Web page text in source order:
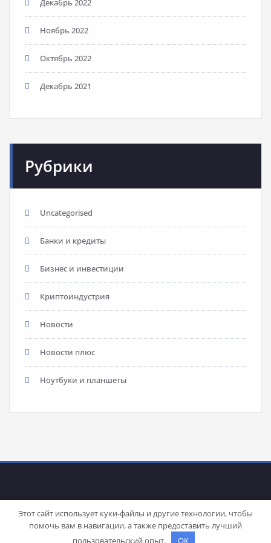
Декабрь 2022
Ноябрь 2022
Октябрь 2022
Декабрь 2021
Рубрики
Uncategorised
Банки и кредиты
Бизнес и инвестиции
Криптоиндустрия
Новости
Новости плюс
Ноутбуки и планшеты
WordPress | Theme: Stacyby SpiceThemes
Этот сайт использует куки-файлы и другие технологии, чтобы
помочь вам в навигации, а также предоставить лучший
пользовательский опыт.
OK